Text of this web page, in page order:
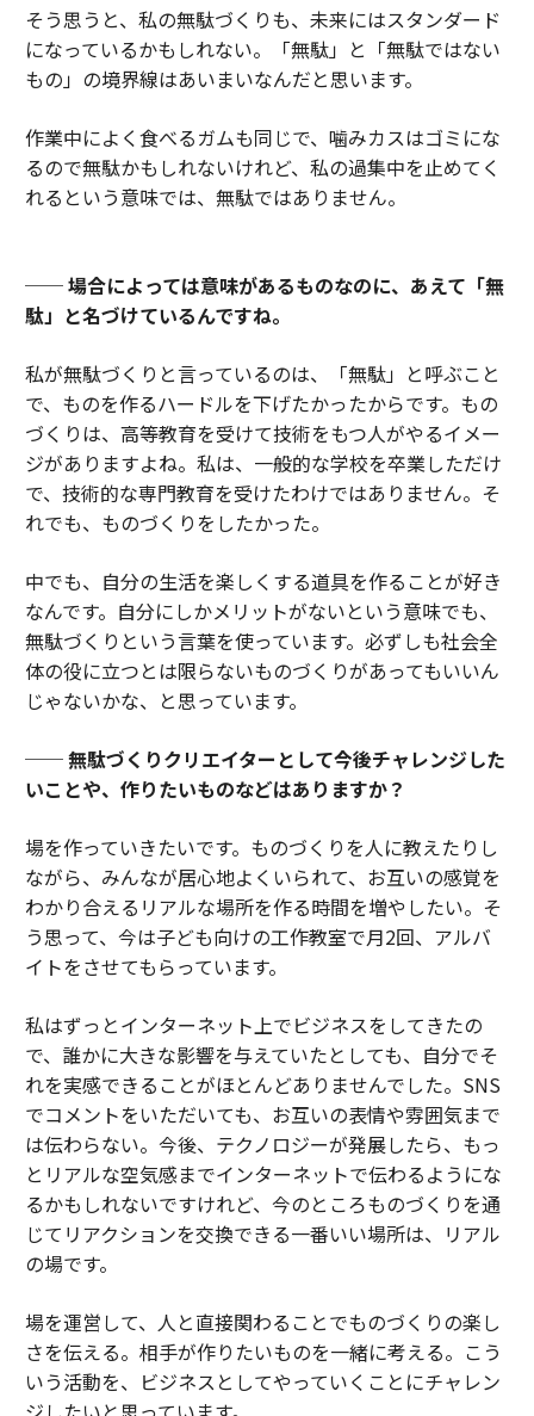
そう思うと、私の無駄づくりも、未来にはスタンダード
になっているかもしれない。「無駄」と「無駄ではない
もの」の境界線はあいまいなんだと思います。
作業中によく食べるガムも同じで、噛みカスはゴミにな
るので無駄かもしれないけれど、私の過集中を止めてく
れるという意味では、無駄ではありません。
── 場合によっては意味があるものなのに、あえて「無
駄」と名づけているんですね。
私が無駄づくりと言っているのは、「無駄」と呼ぶこと
で、ものを作るハードルを下げたかったからです。もの
づくりは、高等教育を受けて技術をもつ人がやるイメー
ジがありますよね。私は、一般的な学校を卒業しただけ
で、技術的な専門教育を受けたわけではありません。そ
れでも、ものづくりをしたかった。
中でも、自分の生活を楽しくする道具を作ることが好き
なんです。自分にしかメリットがないという意味でも、
無駄づくりという言葉を使っています。必ずしも社会全
体の役に立つとは限らないものづくりがあってもいいん
じゃないかな、と思っています。
── 無駄づくりクリエイターとして今後チャレンジした
いことや、作りたいものなどはありますか？
場を作っていきたいです。ものづくりを人に教えたりし
ながら、みんなが居心地よくいられて、お互いの感覚を
わかり合えるリアルな場所を作る時間を増やしたい。そ
う思って、今は子ども向けの工作教室で月2回、アルバ
イトをさせてもらっています。
私はずっとインターネット上でビジネスをしてきたの
で、誰かに大きな影響を与えていたとしても、自分でそ
れを実感できることがほとんどありませんでした。SNS
でコメントをいただいても、お互いの表情や雰囲気まで
は伝わらない。今後、テクノロジーが発展したら、もっ
とリアルな空気感までインターネットで伝わるようにな
るかもしれないですけれど、今のところものづくりを通
じてリアクションを交換できる一番いい場所は、リアル
の場です。
場を運営して、人と直接関わることでものづくりの楽し
さを伝える。相手が作りたいものを一緒に考える。こう
いう活動を、ビジネスとしてやっていくことにチャレン